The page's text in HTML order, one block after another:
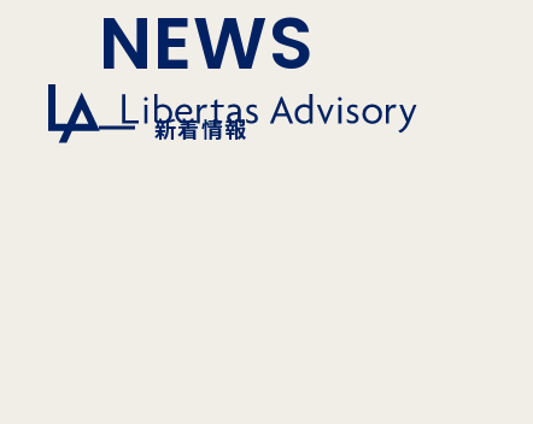
NEWS
新着情報